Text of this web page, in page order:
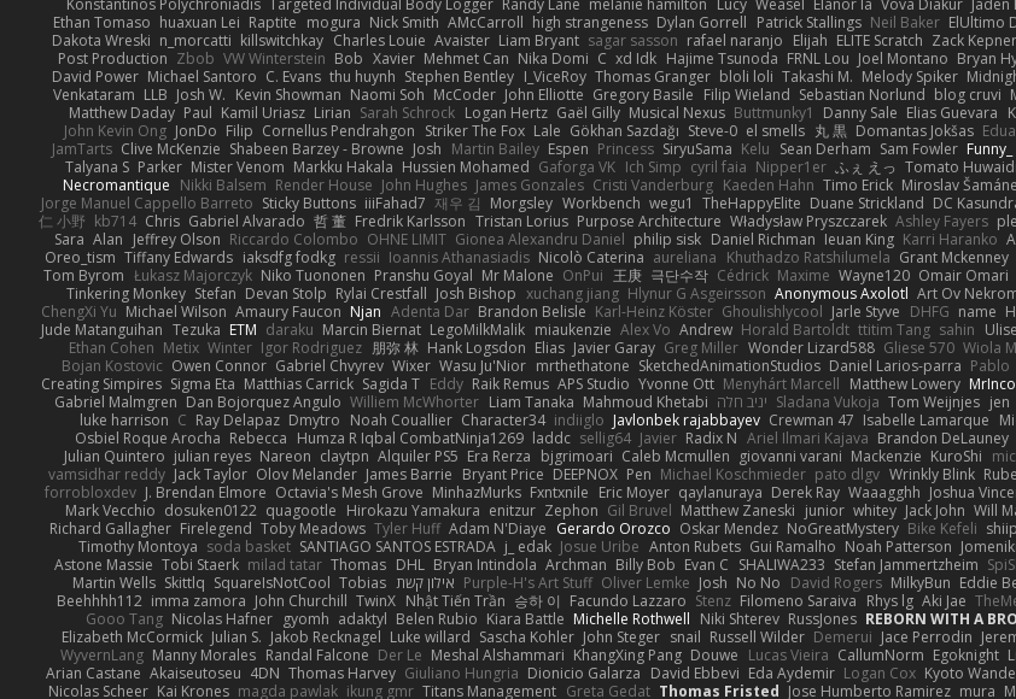
Konstantinos Polychroniadis Targeted Individual Body Logger Randy Lane melanie hamilton Lucy Weasel Elanor la Vova Diakur Jaden
Ethan Tomaso huaxuan Lei Raptite mogura Nick Smith AMcCarroll high strangeness Dylan Gorrell Patrick Stallings Neil Baker ElUltimo
Dakota Wreski n_morcatti killswitchkay Charles Louie Avaister Liam Bryant sagar sasson rafael naranjo Elijah ELITE Scratch Zack Kepner
Post Production Zbob VW Winterstein Bob Xavier Mehmet Can Nika Domi C xd Idk Hajime Tsunoda FRNL Lou Joel Montano Bryan
David Power Michael Santoro C. Evans thu huynh Stephen Bentley I_ViceRoy Thomas Granger bloli loli Takashi M. Melody Spiker
Venkataram LLB Josh W. Kevin Showman Naomi Soh McCoder John Elliotte Gregory Basile Filip Wieland Sebastian Norlund blog cruvi
Matthew Daday Paul Kamil Uriasz Lirian Sarah Schrock Logan Hertz Gaël Gilly Musical Nexus Buttmunky1 Danny Sale Elias Guevara
John Kevin Ong JonDo Filip Cornellus Pendrahgon Striker The Fox Lale Gökhan Sazdağı Steve-0 el smells 丸 黒 Domantas Jokšas
JamTarts Clive McKenzie Shabeen Barzey - Browne Josh Martin Bailey Espen Princess SiryuSama Kelu Sean Derham Sam Fowler
Talyana S Parker Mister Venom Markku Hakala Hussien Mohamed Gaforga VK Ich Simp cyril faia Nipper1er ふぇ えっ Tomato Huwaidi
Necromantique Nikki Balsem Render House John Hughes James Gonzales Cristi Vanderburg Kaeden Hahn Timo Erick Miroslav
Jorge Manuel Cappello Barreto Sticky Buttons iiiFahad7 재우 김 Morgsley Workbench wegu1 TheHappyElite Duane Strickland DC
仁 小野 kb714 Chris Gabriel Alvarado 哲 董 Fredrik Karlsson Tristan Lorius Purpose Architecture Władysław Pryszczarek Ashley Fayers
Sara Alan Jeffrey Olson Riccardo Colombo OHNE LIMIT Gionea Alexandru Daniel philip sisk Daniel Richman Ieuan King Karri Haranko
Oreo_tism Tiffany Edwards iaksdfg fodkg ressii Ioannis Athanasiadis Nicolò Caterina aureliana Khuthadzo Ratshilumela Grant Mckenney
Tom Byrom Łukasz Majorczyk Niko Tuononen Pranshu Goyal Mr Malone OnPui 王庚 극단수작 Cédrick Maxime Wayne120 Omair Omari
Tinkering Monkey Stefan Devan Stolp Rylai Crestfall Josh Bishop xuchang jiang Hlynur G Asgeirsson Anonymous Axolotl Art Ov
ChengXi Yu Michael Wilson Amaury Faucon Njan Adenta Dar Brandon Belisle Karl-Heinz Köster Ghoulishlycool Jarle Styve DHFG name
Jude Matanguihan Tezuka ETM daraku Marcin Biernat LegoMilkMalik miaukenzie Alex Vo Andrew Horald Bartoldt ttitim Tang sahin
Ethan Cohen Metix Winter Igor Rodriguez 朋弥 林 Hank Logsdon Elias Javier Garay Greg Miller Wonder Lizard588 Gliese 570 Wiola
Bojan Kostovic Owen Connor Gabriel Chvyrev Wixer Wasu Ju'Nior mrthethatone SketchedAnimationStudios Daniel Larios-parra Pablo
Creating Simpires Sigma Eta Matthias Carrick Sagida T Eddy Raik Remus APS Studio Yvonne Ott Menyhárt Marcell Matthew Lowery
Gabriel Malmgren Dan Bojorquez Angulo Williem McWhorter Liam Tanaka Mahmoud Khetabi יניב חלה Sladana Vukoja Tom Weijnjes jen
luke harrison C Ray Delapaz Dmytro Noah Couallier Character34 indiiglo Javlonbek rajabbayev Crewman 47 Isabelle Lamarque
Osbiel Roque Arocha Rebecca Humza R Iqbal CombatNinja1269 laddc sellig64 Javier Radix N Ariel Ilmari Kajava Brandon DeLauney
Julian Quintero julian reyes Nareon claytpn Alquiler PS5 Era Rerza bjgrimoari Caleb Mcmullen giovanni varani Mackenzie KuroShi
vamsidhar reddy Jack Taylor Olov Melander James Barrie Bryant Price DEEPNOX Pen Michael Koschmieder pato dlgv Wrinkly Blink
forrobloxdev J. Brendan Elmore Octavia's Mesh Grove MinhazMurks Fxntxnile Eric Moyer qaylanuraya Derek Ray Waaagghh Joshua
Mark Vecchio dosuken0122 quagootle Hirokazu Yamakura enitzur Zephon Gil Bruvel Matthew Zaneski junior whitey Jack John Will
Richard Gallagher Firelegend Toby Meadows Tyler Huff Adam N'Diaye Gerardo Orozco Oskar Mendez NoGreatMystery Bike Kefeli
Timothy Montoya soda basket SANTIAGO SANTOS ESTRADA j_ edak Josue Uribe Anton Rubets Gui Ramalho Noah Patterson
Astone Massie Tobi Staerk milad tatar Thomas DHL Bryan Intindola Archman Billy Bob Evan C SHALIWA233 Stefan Jammertzheim
Martin Wells Skittlq SquareIsNotCool Tobias אילון קשת Purple-H's Art Stuff Oliver Lemke Josh No No David Rogers MilkyBun Eddie
Beehhhh112 imma zamora John Churchill TwinX Nhật Tiến Trần 승하 이 Facundo Lazzaro Stenz Filomeno Saraiva Rhys lg Aki Jae
Gooo Tang Nicolas Hafner gyomh adaktyl Belen Rubio Kiara Battle Michelle Rothwell Niki Shterev RussJones REBORN WITH A
Elizabeth McCormick Julian S. Jakob Recknagel Luke willard Sascha Kohler John Steger snail Russell Wilder Demerui Jace Perrodin
WyvernLang Manny Morales Randal Falcone Der Le Meshal Alshammari KhangXing Pang Douwe Lucas Vieira CallumNorm Egoknight
Arian Castane Akaiseutoseu 4DN Thomas Harvey Giuliano Hungria Dionicio Galarza David Ebbevi Eda Aydemir Logan Cox Kyoto
Nicolas Scheer Kai Krones magda pawlak ikung gmr Titans Management Greta Gedat Thomas Fristed Jose Humberto Ramirez mura